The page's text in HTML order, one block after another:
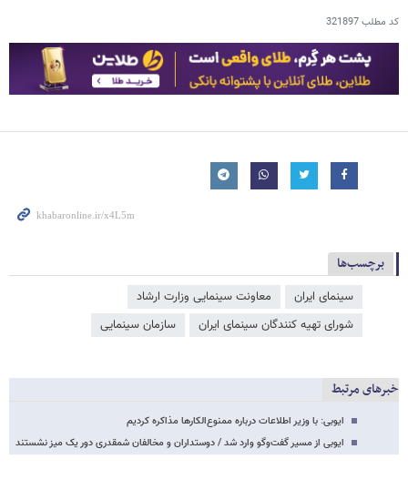
کد مطلب321897
برچسب‌ها
سینمای ایران
معاونت سینمایی وزارت ارشاد
شورای تهیه کنندگان سینمای ایران
سازمان سینمایی
خبرهای مرتبط
ایوبی: با وزیر اطلاعات درباره ممنوع‌الکارها مذاکره کردیم
ایوبی از مسیر گفت‌و‌گو وارد شد / دوستداران و مخالفان شمقدری دور یک میز نشستند